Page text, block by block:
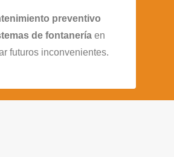
preventivo
de fontaneríaen
futuros inconvenientes.